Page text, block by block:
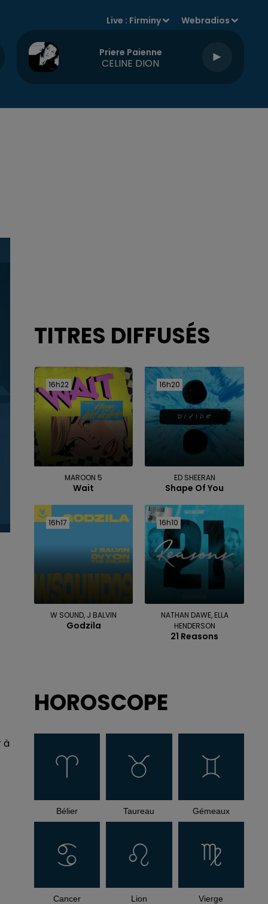
Live : Firminy Webradios
Priere Paienne
CELINE DION
à
TITRES DIFFUSÉS
16h22
16h22
MAROON 5
Wait
16h20
16h20
ED SHEERAN
Shape Of You
16h17
16h17
W SOUND, J BALVIN
Godzila
16h10
16h10
NATHAN DAWE, ELLA
HENDERSON
21 Reasons
HOROSCOPE
Bélier Taureau Gémeaux
Cancer Lion Vierge